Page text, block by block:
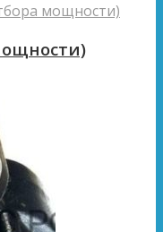
мощности)